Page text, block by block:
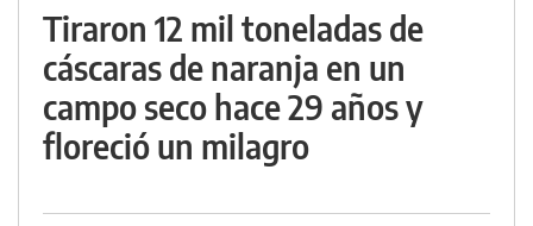
Tiraron 12 mil toneladas de
cáscaras de naranja en un
campo seco hace 29 años y
floreció un milagro